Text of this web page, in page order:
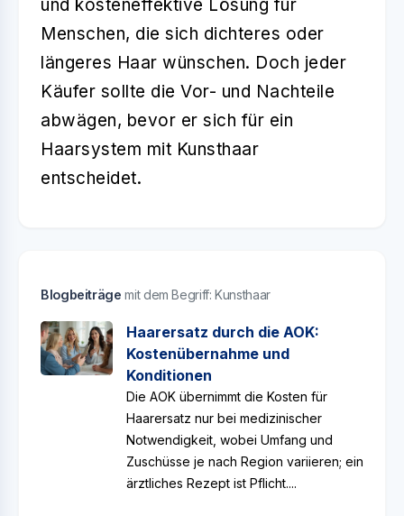
und kosteneffektive Lösung für
Menschen, die sich dichteres oder
längeres Haar wünschen. Doch jeder
Käufer sollte die Vor- und Nachteile
abwägen, bevor er sich für ein
Haarsystem mit Kunsthaar
entscheidet.
Blogbeiträgemit dem Begriff: Kunsthaar
Haarersatz durch die AOK:
Kostenübernahme und
Konditionen
Die AOK übernimmt die Kosten für
Haarersatz nur bei medizinischer
Notwendigkeit, wobei Umfang und
Zuschüsse je nach Region variieren; ein
ärztliches Rezept ist Pflicht....